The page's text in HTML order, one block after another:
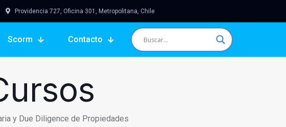
Providencia 727, Oficina 301, Metropolitana, Chile
Scorm Contacto
y Due Diligence de Propiedades